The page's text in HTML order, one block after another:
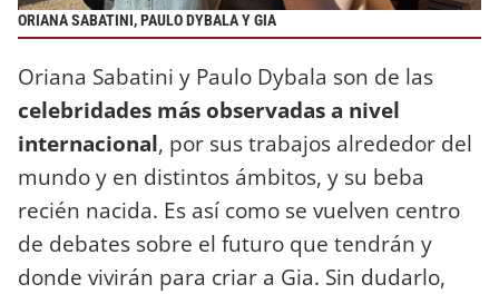
ORIANA SABATINI, PAULO DYBALA Y GIA
Oriana Sabatini y Paulo Dybala son de las
celebridades más observadas a nivel
internacional, por sus trabajos alrededor del
mundo y en distintos ámbitos, y su beba
recién nacida. Es así como se vuelven centro
de debates sobre el futuro que tendrán y
donde vivirán para criar a Gia. Sin dudarlo,